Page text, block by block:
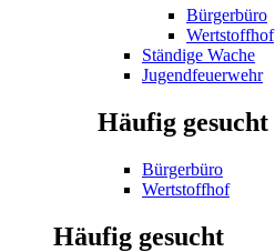
Bürgerbüro
Wertstoffhof
Ständige Wache
Jugendfeuerwehr
Häufig gesucht
Bürgerbüro
Wertstoffhof
Häufig gesucht